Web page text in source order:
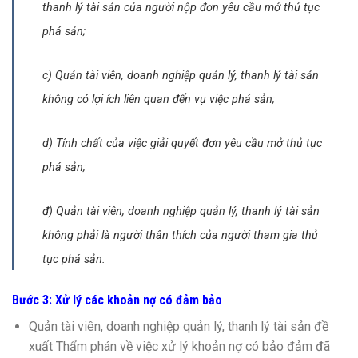
thanh lý tài sản của người nộp đơn yêu cầu mở thủ tục
phá sản;
c) Quản tài viên, doanh nghiệp quản lý, thanh lý tài sản
không có lợi ích liên quan đến vụ việc phá sản;
d) Tính chất của việc giải quyết đơn yêu cầu mở thủ tục
phá sản;
đ) Quản tài viên, doanh nghiệp quản lý, thanh lý tài sản
không phải là người thân thích của người tham gia thủ
tục phá sản.
Bước 3: Xử lý các khoản nợ có đảm bảo
Quản tài viên, doanh nghiệp quản lý, thanh lý tài sản đề
xuất Thẩm phán về việc xử lý khoản nợ có bảo đảm đã